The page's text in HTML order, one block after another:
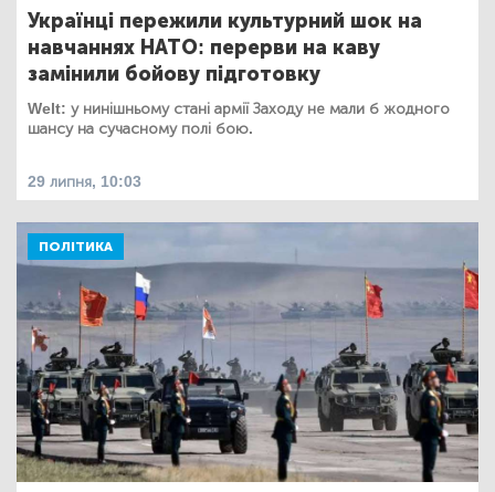
Українці пережили культурний шок на
навчаннях НАТО: перерви на каву
замінили бойову підготовку
Welt: у нинішньому стані армії Заходу не мали б жодного
шансу на сучасному полі бою.
29 липня, 10:03
ПОЛІТИКА